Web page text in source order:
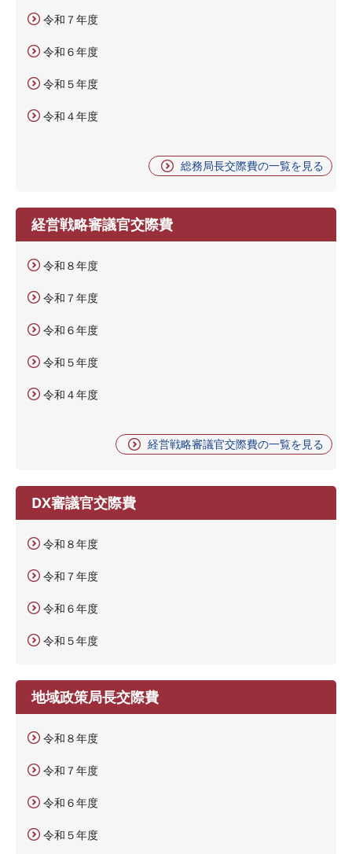
令和７年度
令和６年度
令和５年度
令和４年度
総務局長交際費の一覧を見る
経営戦略審議官交際費
令和８年度
令和７年度
令和６年度
令和５年度
令和４年度
経営戦略審議官交際費の一覧を見る
DX審議官交際費
令和８年度
令和７年度
令和６年度
令和５年度
地域政策局長交際費
令和８年度
令和７年度
令和６年度
令和５年度